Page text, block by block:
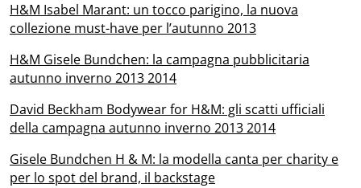
H&M Isabel Marant: un tocco parigino, la nuova
collezione must-have per l’autunno 2013
H&M Gisele Bundchen: la campagna pubblicitaria
autunno inverno 2013 2014
David Beckham Bodywear for H&M: gli scatti ufficiali
della campagna autunno inverno 2013 2014
Gisele Bundchen H & M: la modella canta per charity e
per lo spot del brand, il backstage